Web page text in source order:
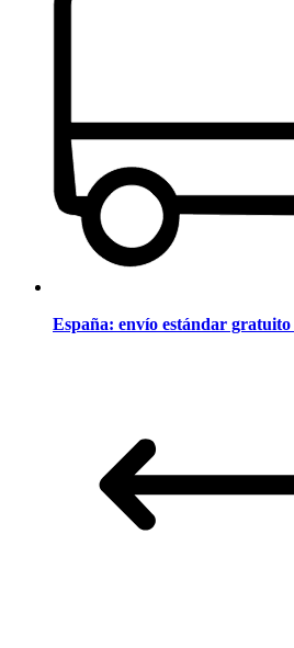
España: envío estándar gratuito